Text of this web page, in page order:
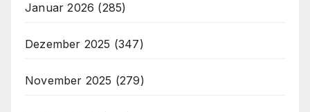
Januar 2026 (285)
Dezember 2025 (347)
November 2025 (279)